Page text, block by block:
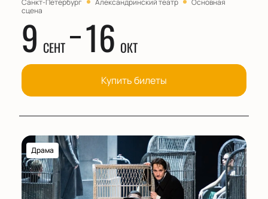
Санкт-Петербург Александринский театр
Основная
сцена
9 СЕНТ 16 ОКТ
Купить билеты
Драма